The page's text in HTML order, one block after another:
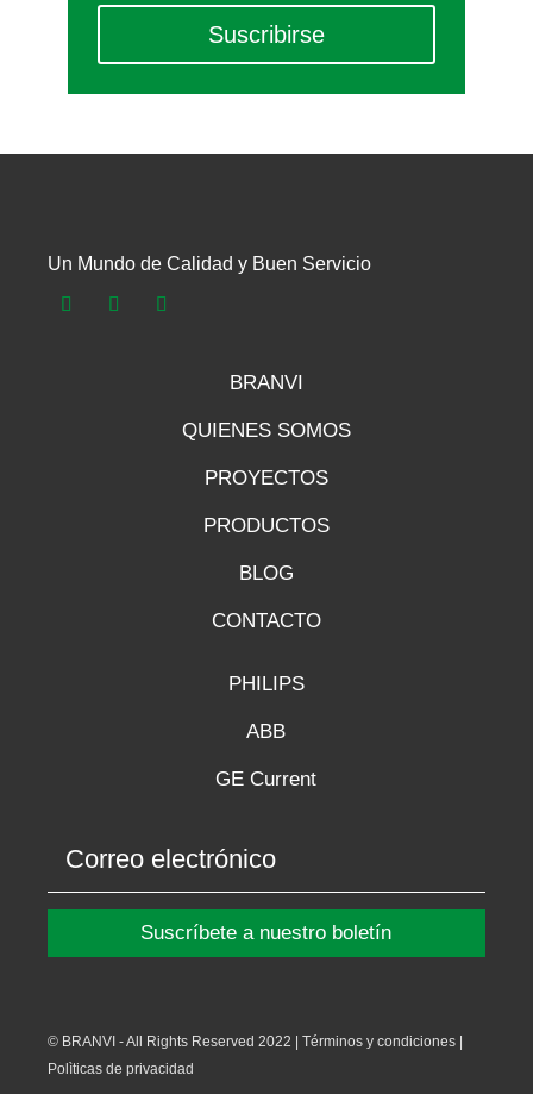
Suscribirse
Un Mundo de Calidad y Buen Servicio
BRANVI
QUIENES SOMOS
PROYECTOS
PRODUCTOS
BLOG
CONTACTO
PHILIPS
ABB
GE Current
Suscríbete a nuestro boletín
© BRANVI - All Rights Reserved 2022 | Términos y condiciones |
Polìticas de privacidad